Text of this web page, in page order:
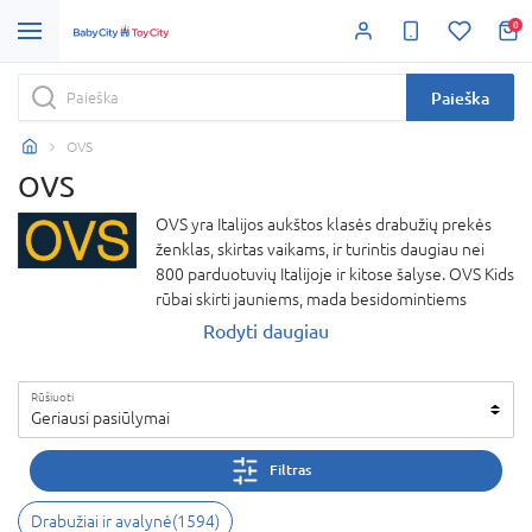
0
Paieška
OVS
OVS
OVS yra Italijos aukštos klasės drabužių prekės
ženklas, skirtas vaikams, ir turintis daugiau nei
800 parduotuvių Italijoje ir kitose šalyse. OVS Kids
rūbai skirti jauniems, mada besidomintiems
žmonėms, kuriems patraukliomis kainomis
dizaino parduotuvėse. OVS Kids visada skyrė
ypatingą dėmesį vaikiškiems drabužiams
investuodama į aukščiausios kokybės žaliavų
atranką ir sprendimų plėtrą, gebėdama derinti
praktiškumą su išbaigta gera išvaizda. „Fagottino“
Rodyti daugiau
Rūšiuoti
Geriausi pasiūlymai
Filtras
Drabužiai ir avalynė(1594)